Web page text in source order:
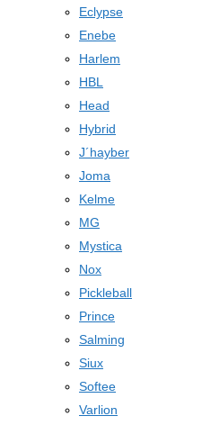
Eclypse
Enebe
Harlem
HBL
Head
Hybrid
J´hayber
Joma
Kelme
MG
Mystica
Nox
Pickleball
Prince
Salming
Siux
Softee
Varlion